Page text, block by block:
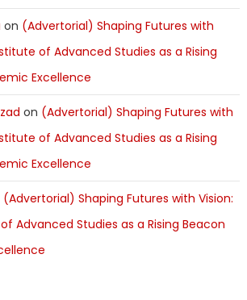
on (Advertorial) Shaping Futures with
of Advanced Studies as a Rising
Excellence
on (Advertorial) Shaping Futures with
of Advanced Studies as a Rising
Excellence
(Advertorial) Shaping Futures with Vision:
Advanced Studies as a Rising Beacon